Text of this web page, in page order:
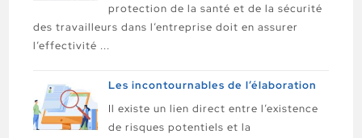
protection de la santé et de la sécurité
des travailleurs dans l’entreprise doit en assurer
l’effectivité ...
Les incontournables de l’élaboration
Il existe un lien direct entre l’existence
de risques potentiels et la